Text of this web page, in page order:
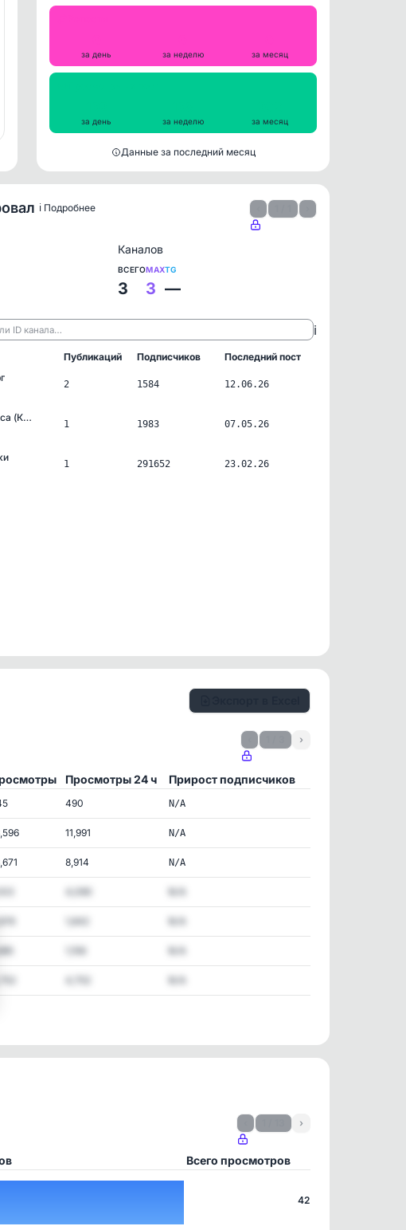
за день за неделю за месяц
за день за неделю за месяц
Данные за последний месяц
ℹ️ Подробнее
Каналов
ВСЕГО
3
MAX
3
TG
—
ID канала… ℹ️
Публикаций Подписчиков
Последний пост
2 1584 12.06.26
Афиша Кузбасса (Кемерово…
1 1983 07.05.26
1 291652 23.02.26
›
Просмотры 24 ч Прирост подписчиков
490 N/A
11,991 N/A
8,914 N/A
›
Всего просмотров
42